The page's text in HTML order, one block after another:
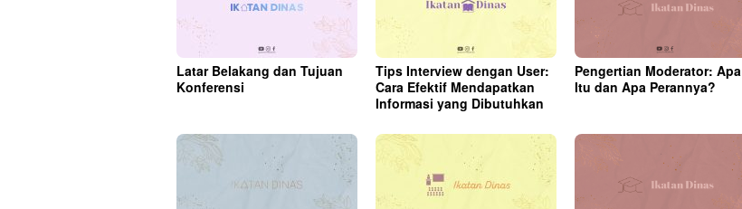
Latar Belakang dan Tujuan
Konferensi
Tips Interview dengan User:
Cara Efektif Mendapatkan
Informasi yang Dibutuhkan
Pengertian Moderator: Apa
Itu dan Apa Perannya?